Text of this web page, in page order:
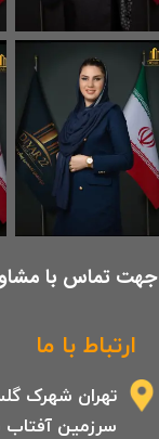
ارتباط با ما
تهران شهرک
​جهت تماس با